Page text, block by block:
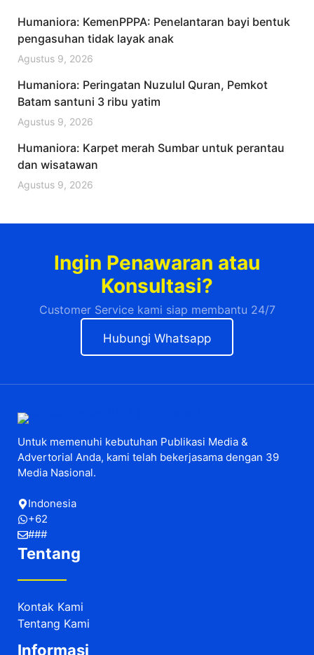
Humaniora: KemenPPPA: Penelantaran bayi bentuk
pengasuhan tidak layak anak
Agustus 9, 2026
Humaniora: Peringatan Nuzulul Quran, Pemkot
Batam santuni 3 ribu yatim
Agustus 9, 2026
Humaniora: Karpet merah Sumbar untuk perantau
dan wisatawan
Agustus 9, 2026
Ingin Penawaran atau
Konsultasi?
Customer Service kami siap membantu 24/7
Hubungi Whatsapp
Untuk memenuhi kebutuhan Publikasi Media &
Advertorial Anda, kami telah bekerjasama dengan 39
Media Nasional.
Indonesia
+62
###
Tentang
Kontak Kami
Tentang Kami
Informasi